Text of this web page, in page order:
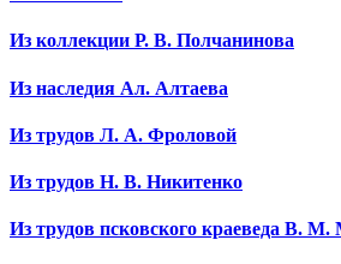
Из коллекции Р. В. Полчанинова
Из наследия Ал. Алтаева
Из трудов Л. А. Фроловой
Из трудов Н. В. Никитенко
Из трудов псковского краеведа В. М.